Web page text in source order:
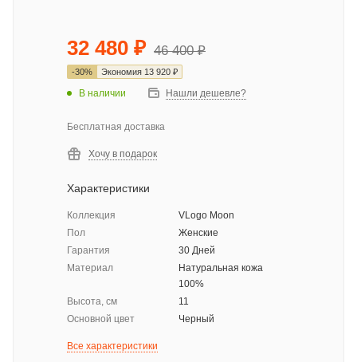
32 480 ₽ 46 400₽
-30% Экономия 13 920 ₽
В наличии Нашли дешевле?
Бесплатная доставка
Хочу в подарок
Характеристики
Коллекция
VLogo Moon
Пол
Женские
Гарантия
30 Дней
Материал
Натуральная кожа
100%
Высота, см
11
Основной цвет
Черный
Все характеристики